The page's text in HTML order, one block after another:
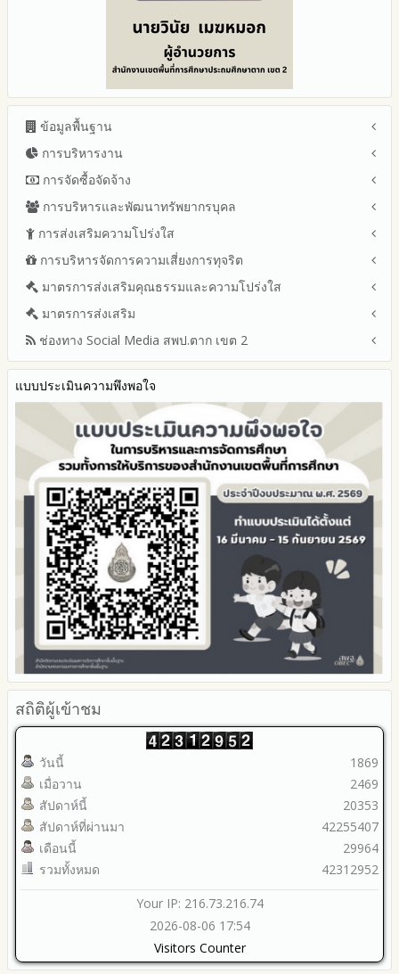
ข้อมูลพื้นฐาน
โครงสร้าง หน้าที่และอำนาจ
ข้อมูลผู้บริหาร
ข้อมูลการติดต่อและ ช่องทางการสอบถาม
นโยบายคุ้มครองข้อมูลส่วนบุคคล
ข่าวประชาสัมพันธ์
ข่าวสารพัฒนาสำนักงานเกี่ยวข้องกับแนวทางส่งเสริมความ
การบริหารงาน
แผนยุทธศาสตร์หรือแผนพัฒนาสำนักงานเขตพื้นที่การศึกษา
แผนและความก้าวหน้าในการดำเนินงานและการใช้งบประมาณ
ปีงบประมาณ 2569
ปีงบประมาณ 2568
ปีงบประมาณ 2567
ปีงบประมาณ 2566
รายงานผลการดำเนินงานประจำปี
รายงานผลปี 2568
รายงานผลปี 2567
รายงานผลปี 2566
รายงานผลปี 2565
รายงานผลปี 2564
คู่มือหรือแนวทางการปฏิบัติงานของเจ้าหน้าที่
คู่มือหรือแนวทางการขอรับบริการสำหรับผู้รับบริการหรือผู้มา
ติดต่อ
ระบบการให้บริการผ่านช่องทางออนไลน์ (E-Service)
My Office
My School
SL-WEB
BRSS
ACC Tak2
ข้อมูลสถิติการให้บริการ
การจัดซื้อจัดจ้าง
สรุปผลการจัดซื้อจัดจ้างหรือการจัดหาพัสดุรายเดือน ประจำ
ปีงบประมาณ พ.ศ.2569 (แบบ สขร.1)
เขตพื้นที่การศึกษา ประจำปีงบประมาณ พ.ศ. 2568
การบริหารและพัฒนาทรัพยากรบุคล
หลักเกณฑ์และแผนการบริหารและพัฒนาทรัพยากรบุคลล ประจำ
ปีงบประมาณ พ.ศ.2569
รายงานผลการบริหารและพัฒนาทรัพยากรบุคคลประจำ
ปีงบประมาณ
ประมวลจริยธรรมและการขับเคลื่อนจริยธรรม
การส่งเสริมความโปร่งใส
แนวปฏิบัติการจัดการเรื่องร้องเรียนการทุจริตและประพฤติมิชอบ
ช่องทางแจ้งเรื่องร้องเรียนการทุจริตและประพฤติมิชอบ
ข้อมูลสถิติเรื่องร้องเรียนการทุจริตและประพฤติมิชอบ ประจำ
ปีงบประมาณ
การเปิดโอกาสให้มีส่วนร่วมในการดำเนินงานปีงบประมาณ
การบริหารจัดการความเสี่ยงการทุจริต
การขับเคลื่อนนโยบาย No Gift Policy จากการปฏิบัติหน้าที่ และ
การเสริมสร้างความรู้เกี่ยวกับหลักเกณฑ์การรับ ทรัพย์สินหรือประ
โปยชน์อื่นใดโดยธรรมจรรยาของเจ้าพนักงานของรัฐ
การประเมินความเสี่ยง ในสำนักงานเขตพื้นที่การศึกษา ประจำ
ปีงบประมาณ
รายงานผลการดำเนินการตามแผนบริหารจัดการความเสี่ยงการ
ทุจริตของสำนักงานเขตพื้นที่การศึกษา ประจำงบประมาณ
มาตรการส่งเสริมคุณธรรมและความโปร่งใส
แผนปฏิบัติการป้องกันการทุจริตประจำปีงบประมาณ
2569
2568
2567
2566
2565
2564
รายงานผลการดำเนินการป้องกันการทุจริตประจำปี
2568
2567
2566
2565
2564
2563
รายงานการกำกับติดตาม
มาตรการส่งเสริมคุณธรรมและความโปร่งใสภายใน สพท.
การนำผลการประเมิน ITA ไปสู่การพัฒนาองค์กร
รายงานผลการดำเนินการเพื่อส่งเสริมคุณธรรมและความโปร่งใส
ภายใน สพท. ประจำปีงบประมาณ
มาตรการส่งเสริม
มาตรการเผยแพร่ข้อมูลต่อสาธารณะ
มาตรการส่งเสริมความโปร่งใสในการจัดซื้อจัดจ้าง
มาตราการจัดการเรื่องร้องเรียนการทุจริต
มาตรการป้องกันการรับสินบน
มาตรการป้องกันการขัดกันระหว่างผลประโยชน์ส่วนตนกับส่วนรวม
มาตรการตรวจสอบการใช้ดุลพินิจ
มาตราการให้ผู้มีส่วนได้ส่วนเสียมีส่วนร่วม
ช่องทาง Social Media สพป.ตาก เขต 2
Q&A / ชมเชย / เสนอแนะ
Facebook เพจ สพป.ตาก 2
Youtube ช่อง สพป.ตาก เขต 2
Youtube เรื่องเล่าข่าวตาก 2
แบบประเมินความพึงพอใจ
สถิติผู้เข้าชม
วันนี้
เมื่อวาน
สัปดาห์นี้
สัปดาห์ที่ผ่านมา
เดือนนี้
รวมทั้งหมด
1869
2469
20353
42255407
29964
42312952
Your IP: 216.73.216.74
2026-08-06 17:54
Visitors Counter